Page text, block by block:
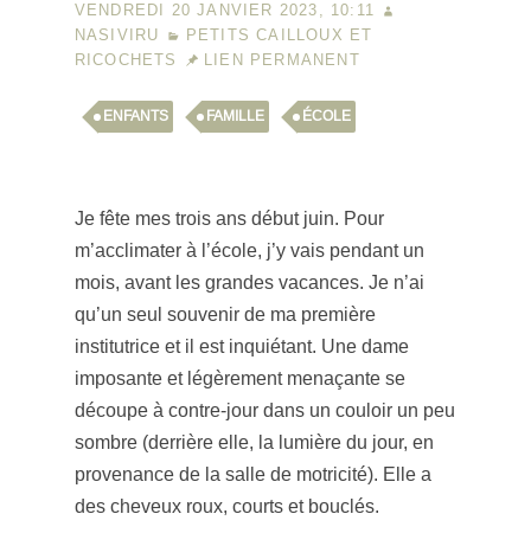
VENDREDI 20 JANVIER 2023, 10:11
NASIVIRU
PETITS CAILLOUX ET
RICOCHETS
LIEN PERMANENT
ENFANTS FAMILLE ÉCOLE
Je fête mes trois ans début juin. Pour
m’acclimater à l’école, j’y vais pendant un
mois, avant les grandes vacances. Je n’ai
qu’un seul souvenir de ma première
institutrice et il est inquiétant. Une dame
imposante et légèrement menaçante se
découpe à contre-jour dans un couloir un peu
sombre (derrière elle, la lumière du jour, en
provenance de la salle de motricité). Elle a
des cheveux roux, courts et bouclés.